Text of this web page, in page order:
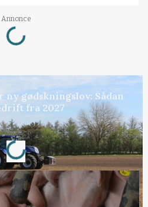
Annonce
Loading...
ny gødskningslov: Sådan
fra 2027
Annonce
Loading...